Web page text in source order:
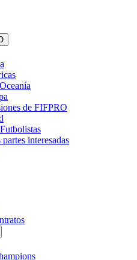
de FIFPRO
interesadas